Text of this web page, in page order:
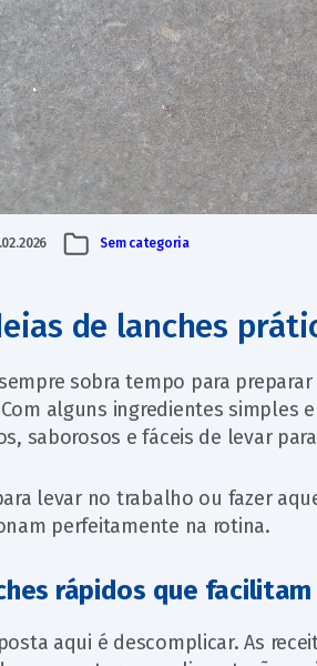
Sem categoria
de lanches
sobra tempo para
alguns ingredientes simples
saborosos e fáceis de levar
levar no trabalho ou fazer
perfeitamente na rotina.
rápidos que
aqui é descomplicar. As